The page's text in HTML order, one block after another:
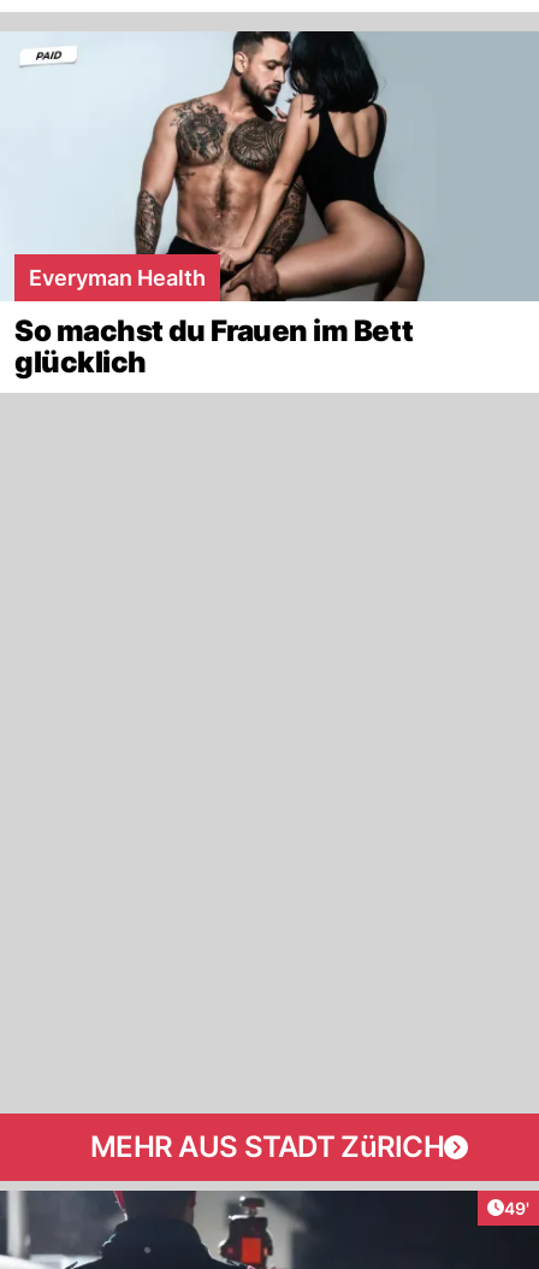
Everyman Health
So machst du Frauen im Bett
glücklich
MEHR AUS STADT ZüRICH
49'